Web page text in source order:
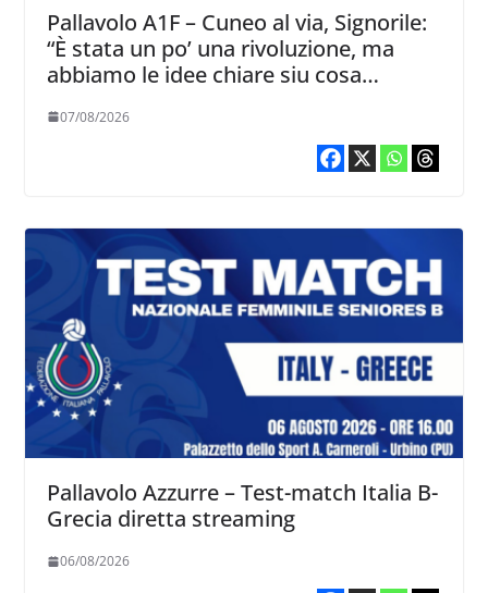
Pallavolo A1F – Cuneo al via, Signorile:
“È stata un po’ una rivoluzione, ma
abbiamo le idee chiare siu cosa
07/08/2026
Pallavolo Azzurre – Test-match Italia B-
Grecia diretta streaming
06/08/2026